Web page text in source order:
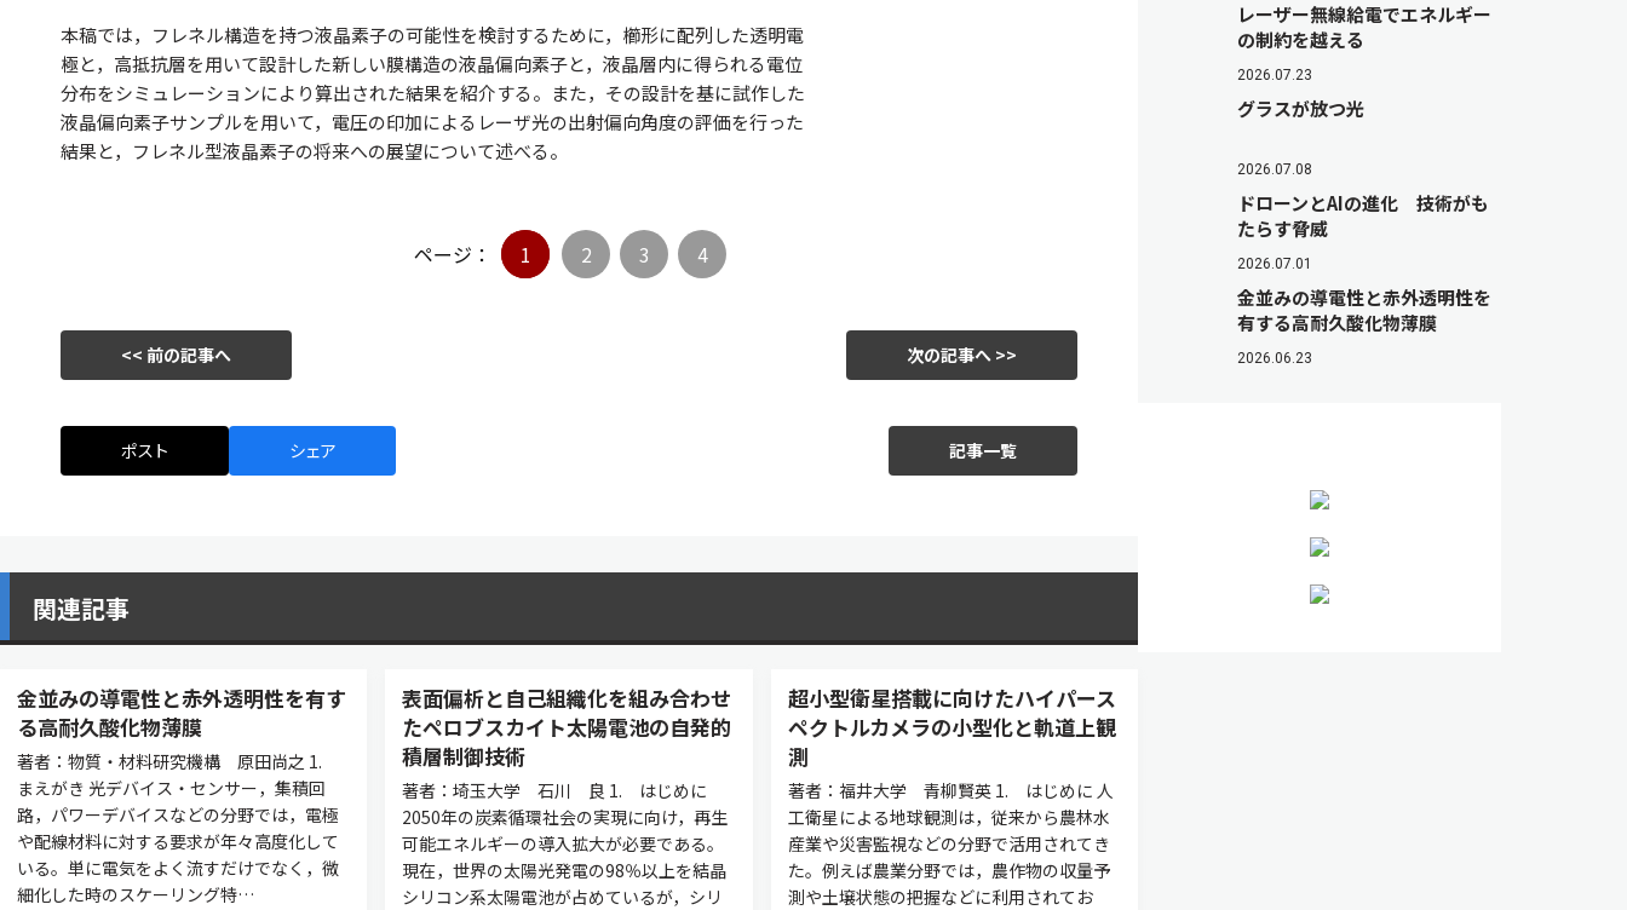
本稿では，フレネル構造を持つ液晶素子の可能性を検討するために，櫛形に配列した透明電
極と，高抵抗層を用いて設計した新しい膜構造の液晶偏向素子と，液晶層内に得られる電位
分布をシミュレーションにより算出された結果を紹介する。また，その設計を基に試作した
液晶偏向素子サンプルを用いて，電圧の印加によるレーザ光の出射偏向角度の評価を行った
結果と，フレネル型液晶素子の将来への展望について述べる。
ページ： 1 2 3 4
<< 前の記事へ 次の記事へ >>
ポスト シェア 記事一覧
関連記事
金並みの導電性と赤外透明性を有す
る高耐久酸化物薄膜
著者：物質・材料研究機構 原田尚之 1.
まえがき 光デバイス・センサー，集積回
路，パワーデバイスなどの分野では，電極
や配線材料に対する要求が年々高度化して
いる。単に電気をよく流すだけでなく，微
細化した時のスケーリング特…
表面偏析と自己組織化を組み合わせ
たペロブスカイト太陽電池の自発的
積層制御技術
著者：埼玉大学 石川 良 1. はじめに
2050年の炭素循環社会の実現に向け，再生
可能エネルギーの導入拡大が必要である。
現在，世界の太陽光発電の98％以上を結晶
シリコン系太陽電池が占めているが，シリ
超小型衛星搭載に向けたハイパース
ペクトルカメラの小型化と軌道上観
測
著者：福井大学 青柳賢英 1. はじめに 人
工衛星による地球観測は，従来から農林水
産業や災害監視などの分野で活用されてき
た。例えば農業分野では，農作物の収量予
測や土壌状態の把握などに利用されてお
レーザー無線給電でエネルギー
の制約を越える
2026.07.23
グラスが放つ光
2026.07.08
ドローンとAIの進化 技術がも
たらす脅威
2026.07.01
金並みの導電性と赤外透明性を
有する高耐久酸化物薄膜
2026.06.23